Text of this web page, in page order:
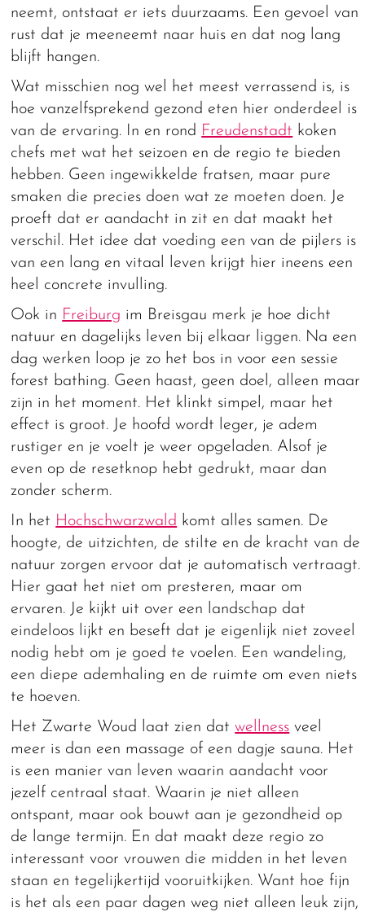
neemt, ontstaat er iets duurzaams. Een gevoel van
rust dat je meeneemt naar huis en dat nog lang
blijft hangen.
Wat misschien nog wel het meest verrassend is, is
hoe vanzelfsprekend gezond eten hier onderdeel is
van de ervaring. In en rond Freudenstadt koken
chefs met wat het seizoen en de regio te bieden
hebben. Geen ingewikkelde fratsen, maar pure
smaken die precies doen wat ze moeten doen. Je
proeft dat er aandacht in zit en dat maakt het
verschil. Het idee dat voeding een van de pijlers is
van een lang en vitaal leven krijgt hier ineens een
heel concrete invulling.
Ook in Freiburg im Breisgau merk je hoe dicht
natuur en dagelijks leven bij elkaar liggen. Na een
dag werken loop je zo het bos in voor een sessie
forest bathing. Geen haast, geen doel, alleen maar
zijn in het moment. Het klinkt simpel, maar het
effect is groot. Je hoofd wordt leger, je adem
rustiger en je voelt je weer opgeladen. Alsof je
even op de resetknop hebt gedrukt, maar dan
zonder scherm.
In het Hochschwarzwald komt alles samen. De
hoogte, de uitzichten, de stilte en de kracht van de
natuur zorgen ervoor dat je automatisch vertraagt.
Hier gaat het niet om presteren, maar om
ervaren. Je kijkt uit over een landschap dat
eindeloos lijkt en beseft dat je eigenlijk niet zoveel
nodig hebt om je goed te voelen. Een wandeling,
een diepe ademhaling en de ruimte om even niets
te hoeven.
Het Zwarte Woud laat zien datwellness veel
meer is dan een massage of een dagje sauna. Het
is een manier van leven waarin aandacht voor
jezelf centraal staat. Waarin je niet alleen
ontspant, maar ook bouwt aan je gezondheid op
de lange termijn. En dat maakt deze regio zo
interessant voor vrouwen die midden in het leven
staan en tegelijkertijd vooruitkijken. Want hoe fijn
is het als een paar dagen weg niet alleen leuk zijn,